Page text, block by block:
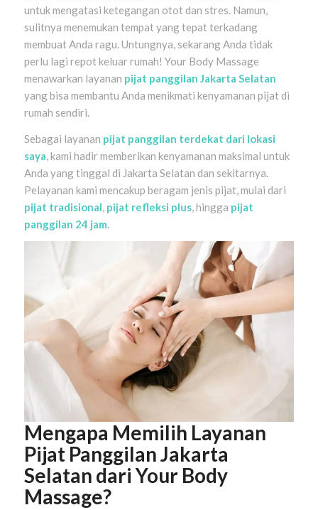
untuk mengatasi ketegangan otot dan stres. Namun,
sulitnya menemukan tempat yang tepat terkadang
membuat Anda ragu. Untungnya, sekarang Anda tidak
perlu lagi repot keluar rumah! Your Body Massage
menawarkan layanan pijat panggilan Jakarta Selatan
yang bisa membantu Anda menikmati kenyamanan pijat di
rumah sendiri.
Sebagai layanan pijat panggilan terdekat dari lokasi
saya , kami hadir memberikan kenyamanan maksimal untuk
Anda yang tinggal di Jakarta Selatan dan sekitarnya.
Pelayanan kami mencakup beragam jenis pijat, mulai dari
pijat tradisional pijat refleksi plus, hingga pijat
panggilan 24 jam
Mengapa Memilih Layanan
Pijat Panggilan Jakarta
Selatan dari Your Body
Massage?